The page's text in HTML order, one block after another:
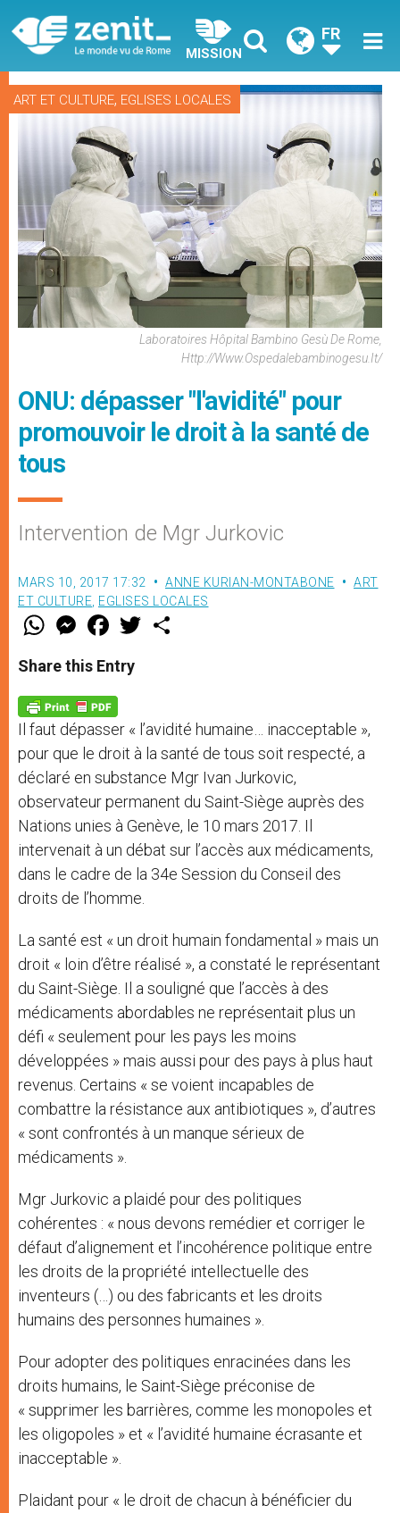
MISSION
FR
ART ET CULTURE, EGLISES LOCALES
Laboratoires Hôpital Bambino Gesù De Rome,
Http://www.ospedalebambinogesu.it/
ONU: dépasser "l'avidité" pour
promouvoir le droit à la santé de
tous
Intervention de Mgr Jurkovic
MARS 10, 2017 17:32 ANNE KURIAN-MONTABONE
ART
ET CULTURE EGLISES LOCALES
W
t
s
p
p
M
e
s
e
g
e
r
F
a
e
b
o
k
w
Share this Entry
Il faut dépasser « l’avidité humaine… inacceptable »,
pour que le droit à la santé de tous soit respecté, a
déclaré en substance Mgr Ivan Jurkovic,
observateur permanent du Saint-Siège auprès des
Nations unies à Genève, le 10 mars 2017. Il
intervenait à un débat sur l’accès aux médicaments,
dans le cadre de la 34e Session du Conseil des
droits de l’homme.
La santé est « un droit humain fondamental » mais un
droit « loin d’être réalisé », a constaté le représentant
du Saint-Siège. Il a souligné que l’accès à des
médicaments abordables ne représentait plus un
défi « seulement pour les pays les moins
développées » mais aussi pour des pays à plus haut
revenus. Certains « se voient incapables de
combattre la résistance aux antibiotiques », d’autres
« sont confrontés à un manque sérieux de
médicaments ».
Mgr Jurkovic a plaidé pour des politiques
cohérentes : « nous devons remédier et corriger le
défaut d’alignement et l’incohérence politique entre
les droits de la propriété intellectuelle des
inventeurs (…) ou des fabricants et les droits
humains des personnes humaines ».
Pour adopter des politiques enracinées dans les
droits humains, le Saint-Siège préconise de
« supprimer les barrières, comme les monopoles et
les oligopoles » et « l’avidité humaine écrasante et
inacceptable ».
Plaidant pour « le droit de chacun à bénéficier du